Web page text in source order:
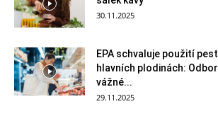
30.11.2025
EPA schvaluje použití
hlavních plodinách:
vážné...
29.11.2025